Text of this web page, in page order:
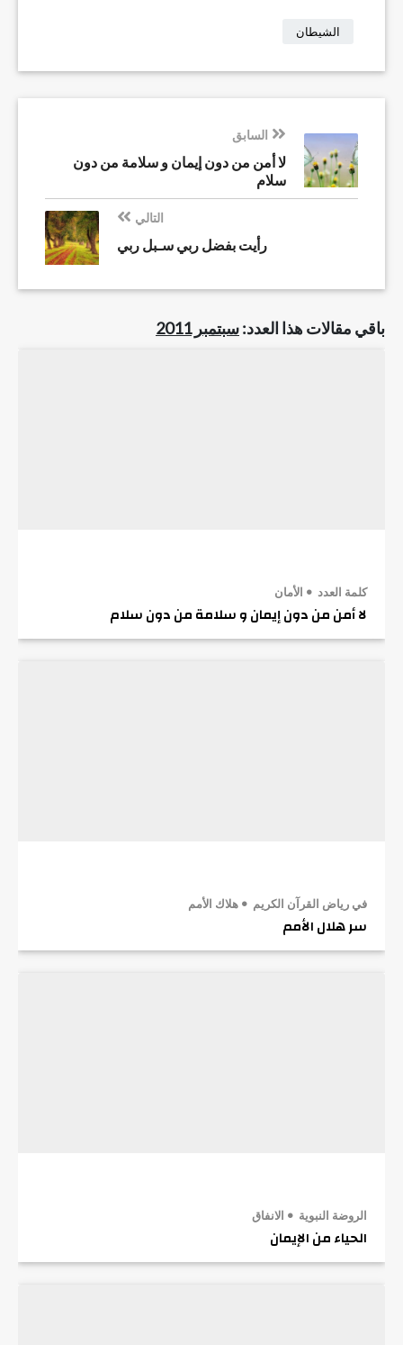
باقي مقالات هذا العدد:سبتمبر 2011
كلمة العدد الأمان
لا أمن من دون إيمان و سلامة من دون سلام
في رياض القرآن الكريم هلاك الأمم
سر هلال الأمم
الروضة النبوية الانفاق
الحياء من الإيمان
الشيطان
السابق
لا أمن من دون إيمان و سلامة من دون
سلام
التالي
رأيت بفضل ربي سـبل ربي